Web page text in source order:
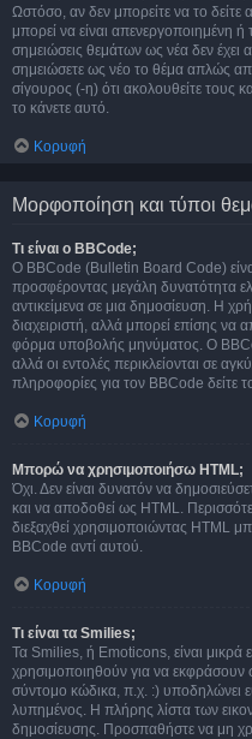
Ωστόσο, αν δεν μπορείτε να το
μπορεί να είναι απενεργοποιημένη
σημειώσεις θεμάτων ως νέα δεν έχει
σημειώσετε ως νέο το θέμα απλώς
σίγουρος (-η) ότι ακολουθείτε τους
το κάνετε αυτό.
Κορυφή
Μορφοποίηση και τύποι
Τι είναι ο BBCode;
Ο BBCode (Bulletin Board Code)
προσφέροντας μεγάλη δυνατότητα
αντικείμενα σε μια δημοσίευση. Η
διαχειριστή, αλλά μπορεί επίσης να
φόρμα υποβολής μηνύματος. Ο
αλλά οι εντολές περικλείονται σε
πληροφορίες για τον BBCode
Κορυφή
Μπορώ να χρησιμοποιήσω HTML;
Όχι. Δεν είναι δυνατόν να
και να αποδοθεί ως HTML.
διεξαχθεί χρησιμοποιώντας HTML
BBCode αντί αυτού.
Κορυφή
Τι είναι τα Smilies;
Τα Smilies, ή Emoticons, είναι μικρά
χρησιμοποιηθούν για να
σύντομο κώδικα, π.χ. :) υποδηλώνει
λυπημένος. Η πλήρης λίστα των
δημοσίευσης. Προσπαθήστε να μη